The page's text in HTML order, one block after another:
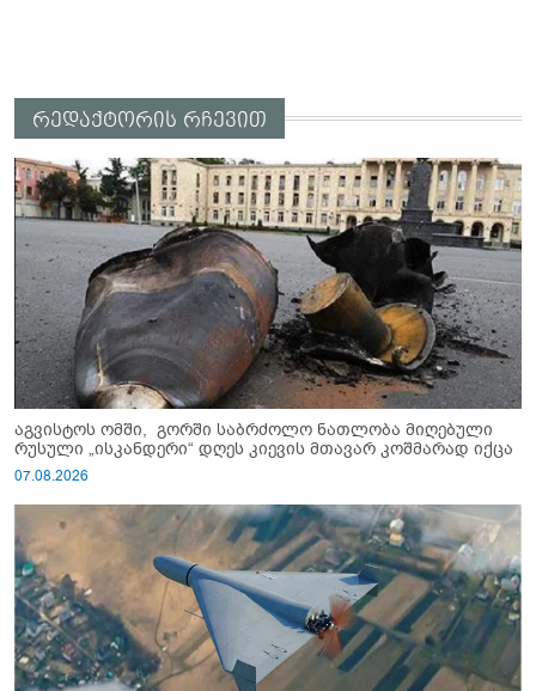
რედაქტორის რჩევით
აგვისტოს ომში, გორში საბრძოლო ნათლობა მიღებული
რუსული „ისკანდერი“ დღეს კიევის მთავარ კოშმარად იქცა
07.08.2026